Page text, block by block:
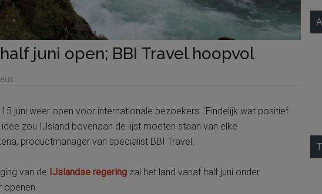
juni open; BBI Travel hoopvol
juni weer open voor internationale bezoekers. ‘Eindelijk wat positief
zou IJsland bovenaan de lijst moeten staan van elke
productmanager van specialist BBI Travel.
van de IJslandse regering zal het land vanaf half juni onder
openen.